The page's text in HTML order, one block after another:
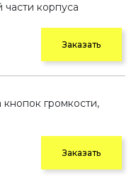
корпуса
Заказать
громкости,
Заказать